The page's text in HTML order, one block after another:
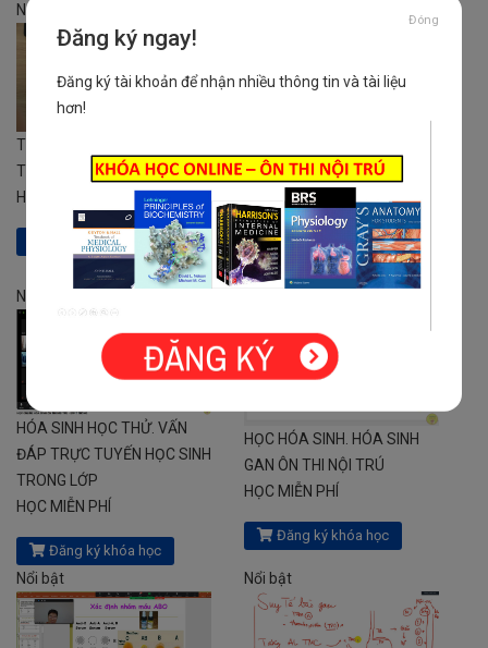
Nổi bật
TIẾP CẬN BỆNH NHÂN NGẤT
TRONG NỘI KHOA
HỌC MIỄN PHÍ
Đăng ký khóa học
ĐỦ ÔN THI NỘI TRÚ HIỆU
HỌC MIỄN PHÍ
Đăng ký khóa học
Nổi bật
HÓA SINH HỌC THỬ. VẤN
ĐÁP TRỰC TUYẾN HỌC SINH
TRONG LỚP
HỌC MIỄN PHÍ
Đăng ký khóa học
HỌC HÓA SINH. HÓA SINH
GAN ÔN THI NỘI TRÚ
HỌC MIỄN PHÍ
Đăng ký khóa học
Nổi bật Nổi bật
Đóng
Đăng ký ngay!
Đăng ký tài khoản để nhận nhiều thông tin và tài liệu
hơn!